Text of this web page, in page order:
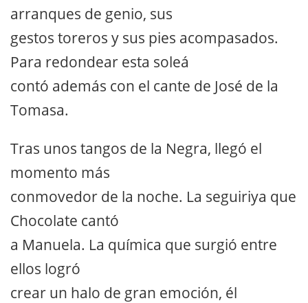
arranques de genio, sus
gestos toreros y sus pies acompasados.
Para redondear esta soleá
contó además con el cante de José de la
Tomasa.
Tras unos tangos de la Negra, llegó el
momento más
conmovedor de la noche. La seguiriya que
Chocolate cantó
a Manuela. La química que surgió entre
ellos logró
crear un halo de gran emoción, él